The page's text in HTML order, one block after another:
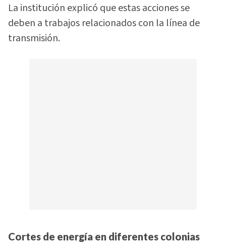
La institución explicó que estas acciones se
deben a trabajos relacionados con la línea de
transmisión.
Cortes de energía en diferentes colonias